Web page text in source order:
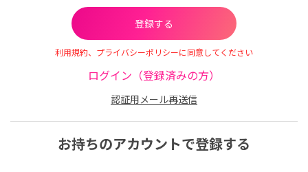
利用規約、プライバシーポリシーに同意してください
ログイン（登録済みの方）
認証用メール再送信
お持ちのアカウントで登録する